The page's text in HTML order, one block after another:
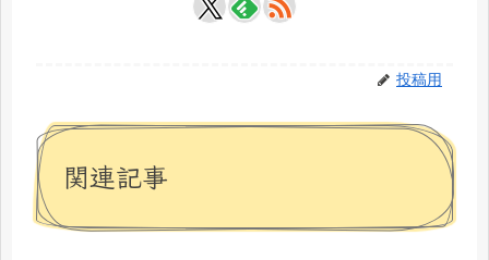
投稿用
関連記事